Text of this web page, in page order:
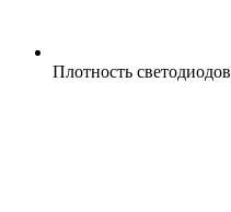
Плотность светодиодов